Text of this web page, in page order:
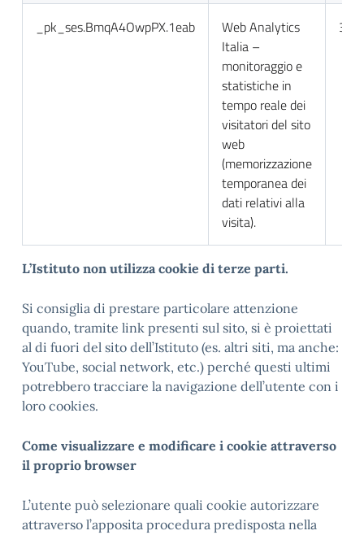
_pk_ses.BmqA4OwpPX.1eab
Web Analytics
Italia –
monitoraggio e
statistiche in
tempo reale dei
visitatori del sito
web
(memorizzazione
temporanea dei
dati relativi alla
visita).
30
L’Istituto non utilizza cookie di terze parti.
Si consiglia di prestare particolare attenzione
quando, tramite link presenti sul sito, si è proiettati
al di fuori del sito dell’Istituto (es. altri siti, ma anche:
YouTube, social network, etc.) perché questi ultimi
potrebbero tracciare la navigazione dell’utente con i
loro cookies.
Come visualizzare e modificare i cookie attraverso
il proprio browser
L’utente può selezionare quali cookie autorizzare
attraverso l’apposita procedura predisposta nella